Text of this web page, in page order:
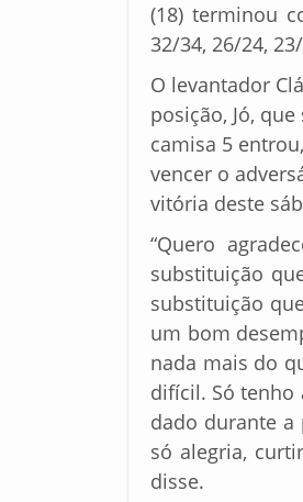
(18) terminou
32/34, 26/24,
O levantador
posição, Jó,
camisa 5
vencer o
vitória deste
“Quero
substituição
substituição
um bom
nada mais do
difícil. Só tenho
dado durante a
só alegria,
disse.